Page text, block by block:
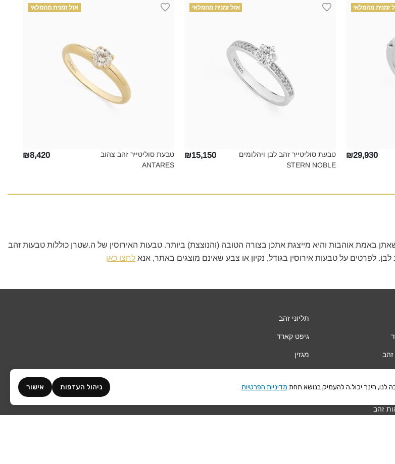
זמנית מהמלאי
₪29,930
אזל זמנית מהמלאי
טבעת סוליטייר זהב לבן ויהלומים
STERN NOBLE‎
₪15,150
אזל זמנית מהמלאי
טבעת סוליטייר זהב צהוב
ANTARES‎
₪8,420
באמת אוהבות והיא מייצגת אתכן בצורה הטובה (והנוצצת) ביותר. טבעות האירוסין של ה.שטרן כוללות טבעות זהב
בגודל, נקיון או צבע שאינם מוצגים באתר, אנא לחצו כאן
לנו, הינך יכול.ה להעמיק בנושא תחת מדיניות הפרטיות אישור ניהול העדפות
זהב
תליוני זהב
גיפט קארד
מגזין